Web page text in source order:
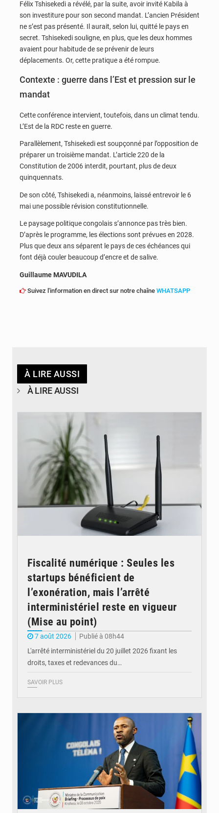
Félix Tshisekedi a révélé, par la suite, avoir invité Kabila à
son investiture pour son second mandat. L’ancien Président
ne s’est pas présenté. Il aurait, selon lui, quitté le pays en
secret. Tshisekedi souligne, en plus, que les deux hommes
avaient pour habitude de se prévenir de leurs
déplacements. Or, cette pratique a été rompue.
Contexte : guerre dans l’Est et pression sur le
mandat
Cette conférence intervient, toutefois, dans un climat tendu.
L’Est de la RDC reste en guerre.
Parallèlement, Tshisekedi est soupçonné par l’opposition de
préparer un troisième mandat. L’article 220 de la
Constitution de 2006 interdit, pourtant, plus de deux
quinquennats.
De son côté, Tshisekedi a, néanmoins, laissé entrevoir le 6
mai une possible révision constitutionnelle.
Le paysage politique congolais s’annonce pas très bien.
D’après le programme, les élections sont prévues en 2028.
Plus que deux ans séparent le pays de ces échéances qui
font déjà couler beaucoup d’encre et de salive.
Guillaume MAVUDILA
Suivez l'information en direct sur notre chaîne WHATSAPP
À LIRE AUSSI
À LIRE AUSSI
Fiscalité numérique : Seules les
startups bénéficient de
l’exonération, mais l’arrêté
interministériel reste en vigueur
(Mise au point)
7 août 2026
Publié à 08h44
L'arrêté interministériel du 20 juillet 2026 fixant les
droits, taxes et redevances du…
SAVOIR PLUS